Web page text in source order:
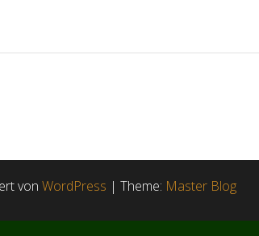
von WordPress | Theme: Master Blog